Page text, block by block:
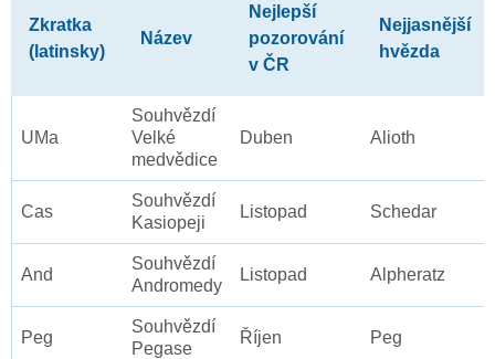
Zkratka
(latinsky)
Název
Nejlepší
pozorování
v ČR
Nejjasnější
hvězda
UMa
Souhvězdí
Velké
medvědice
Duben Alioth
Cas
Souhvězdí
Kasiopeji
Listopad Schedar
And
Souhvězdí
Andromedy
Listopad Alpheratz
Peg
Souhvězdí
Pegase
Říjen Peg